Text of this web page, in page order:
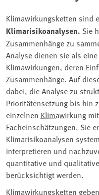
Klimawirkungsketten sind
Klimarisikoanalysen. Sie
Zusammenhänge zu
Analyse dienen sie als
Klimawirkungen, deren
Zusammenhänge. Auf
dabei, die Analyse zu
Prioritätensetzung bis hin
einzelnen Klimawirkung
Facheinschätzungen. Sie
Klimarisikoanalysen
interpretieren und
quantitative und
berücksichtigt werden.
Klimawirkungsketten